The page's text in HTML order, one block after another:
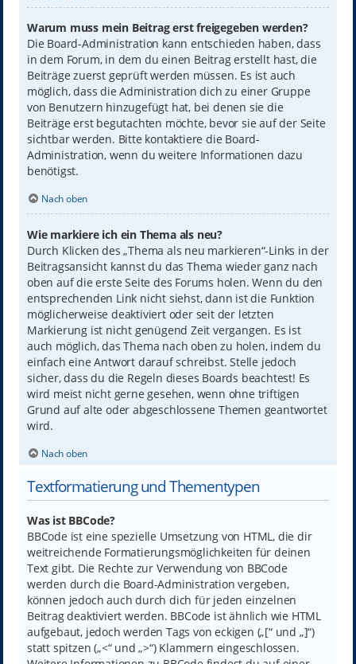
Warum muss mein Beitrag erst freigegeben werden?
Die Board-Administration kann entschieden haben, dass
in dem Forum, in dem du einen Beitrag erstellt hast, die
Beiträge zuerst geprüft werden müssen. Es ist auch
möglich, dass die Administration dich zu einer Gruppe
von Benutzern hinzugefügt hat, bei denen sie die
Beiträge erst begutachten möchte, bevor sie auf der Seite
sichtbar werden. Bitte kontaktiere die Board-
Administration, wenn du weitere Informationen dazu
benötigst.
Nach oben
Wie markiere ich ein Thema als neu?
Durch Klicken des „Thema als neu markieren“-Links in der
Beitragsansicht kannst du das Thema wieder ganz nach
oben auf die erste Seite des Forums holen. Wenn du den
entsprechenden Link nicht siehst, dann ist die Funktion
möglicherweise deaktiviert oder seit der letzten
Markierung ist nicht genügend Zeit vergangen. Es ist
auch möglich, das Thema nach oben zu holen, indem du
einfach eine Antwort darauf schreibst. Stelle jedoch
sicher, dass du die Regeln dieses Boards beachtest! Es
wird meist nicht gerne gesehen, wenn ohne triftigen
Grund auf alte oder abgeschlossene Themen geantwortet
wird.
Nach oben
Textformatierung und Thementypen
Was ist BBCode?
BBCode ist eine spezielle Umsetzung von HTML, die dir
weitreichende Formatierungsmöglichkeiten für deinen
Text gibt. Die Rechte zur Verwendung von BBCode
werden durch die Board-Administration vergeben,
können jedoch auch durch dich für jeden einzelnen
Beitrag deaktiviert werden. BBCode ist ähnlich wie HTML
aufgebaut, jedoch werden Tags von eckigen („[“ und „]“)
statt spitzen („<“ und „>“) Klammern eingeschlossen.